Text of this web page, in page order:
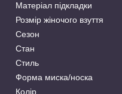
Матеріал підкладки
Розмір жіночого взуття
Сезон
Стан
Стиль
Форма миска/носка
Колір